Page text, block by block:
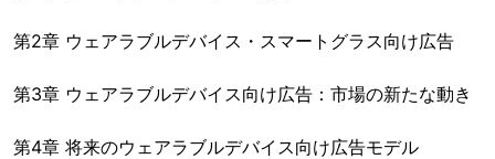
第2章 ウェアラブルデバイス・スマートグラス向け広告
第3章 ウェアラブルデバイス向け広告：市場の新たな動き
第4章 将来のウェアラブルデバイス向け広告モデル